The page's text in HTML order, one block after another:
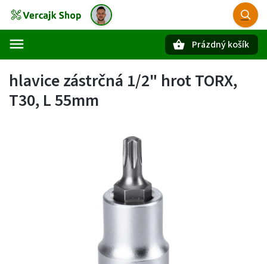
Prázdný košík
hlavice zástrčná 1/2" hrot TORX,
T30, L 55mm